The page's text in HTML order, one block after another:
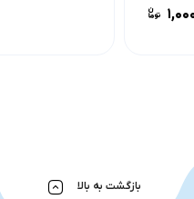
بازگشت به بالا